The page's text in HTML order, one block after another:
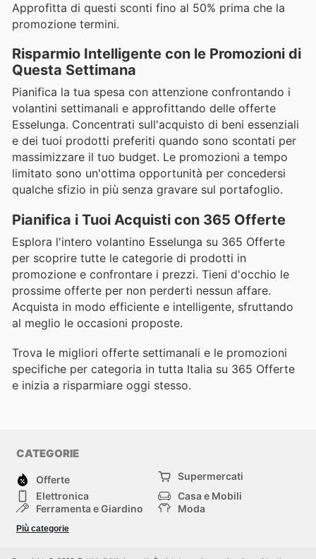
Approfitta di questi sconti fino al 50% prima che la
promozione termini.
Risparmio Intelligente con le Promozioni di
Questa Settimana
Pianifica la tua spesa con attenzione confrontando i
volantini settimanali e approfittando delle offerte
Esselunga. Concentrati sull'acquisto di beni essenziali
e dei tuoi prodotti preferiti quando sono scontati per
massimizzare il tuo budget. Le promozioni a tempo
limitato sono un'ottima opportunità per concedersi
qualche sfizio in più senza gravare sul portafoglio.
Pianifica i Tuoi Acquisti con 365 Offerte
Esplora l'intero volantino Esselunga su 365 Offerte
per scoprire tutte le categorie di prodotti in
promozione e confrontare i prezzi. Tieni d'occhio le
prossime offerte per non perderti nessun affare.
Acquista in modo efficiente e intelligente, sfruttando
al meglio le occasioni proposte.
Trova le migliori offerte settimanali e le promozioni
specifiche per categoria in tutta Italia su 365 Offerte
e inizia a risparmiare oggi stesso.
CATEGORIE
Offerte
Supermercati
Elettronica
Casa e Mobili
Ferramenta e Giardino
Moda
Bambini e Neonati
Più categorie